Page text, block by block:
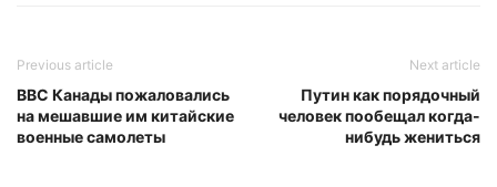
Previous article
ВВС Канады пожаловались
на мешавшие им китайские
военные самолеты
Next article
Путин как порядочный
человек пообещал когда-
нибудь жениться